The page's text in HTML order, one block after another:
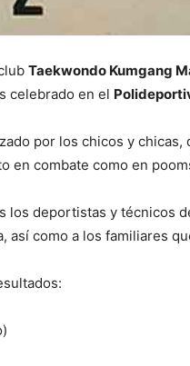
Taekwondo Kumgang
celebrado en el
por los chicos y
en combate como en
los deportistas y técnicos
así como a los familiares